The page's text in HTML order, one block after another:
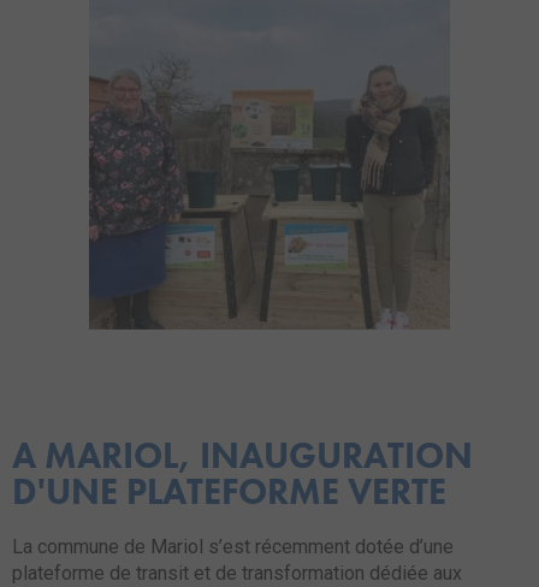
A MARIOL, INAUGURATION
D'UNE PLATEFORME VERTE
La commune de Mariol s’est récemment dotée d’une
plateforme de transit et de transformation dédiée aux